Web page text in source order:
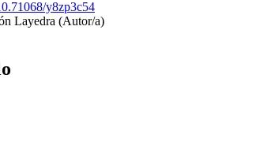
y8zp3c54
Layedra (Autor/a)